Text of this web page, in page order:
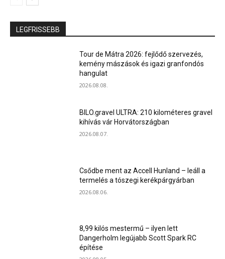
LEGFRISSEBB
Tour de Mátra 2026: fejlődő szervezés,
kemény mászások és igazi granfondós
hangulat
2026.08.08.
BILO.gravel ULTRA: 210 kilométeres gravel
kihívás vár Horvátországban
2026.08.07.
Csődbe ment az Accell Hunland – leáll a
termelés a tószegi kerékpárgyárban
2026.08.06.
8,99 kilós mestermű – ilyen lett
Dangerholm legújabb Scott Spark RC
építése